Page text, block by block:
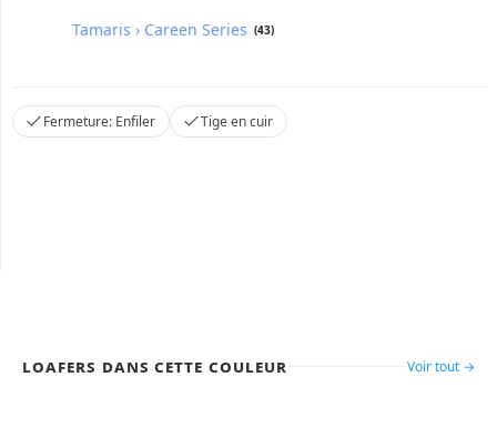
Tamaris › Careen Series (43)
Fermeture: Enfiler Tige en cuir
Loafers dans cette couleur Voir tout →